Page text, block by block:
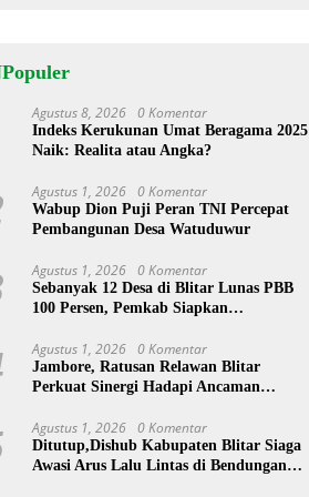
Agustus 8, 2026 0 Komentar
Indeks Kerukunan Umat Beragama 2025
Naik: Realita atau Angka?
Agustus 1, 2026 0 Komentar
Wabup Dion Puji Peran TNI Percepat
Pembangunan Desa Watuduwur
Agustus 1, 2026 0 Komentar
Sebanyak 12 Desa di Blitar Lunas PBB
100 Persen, Pemkab Siapkan
Agustus 1, 2026 0 Komentar
Jambore, Ratusan Relawan Blitar
Perkuat Sinergi Hadapi Ancaman
Agustus 1, 2026 0 Komentar
Ditutup,Dishub Kabupaten Blitar Siaga
Awasi Arus Lalu Lintas di Bendungan